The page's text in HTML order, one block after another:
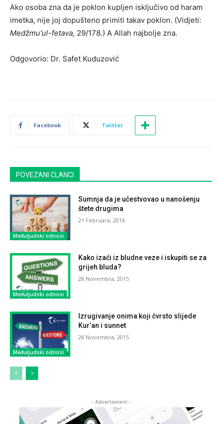
Ako osoba zna da je poklon kupljen isključivo od haram
imetka, nije joj dopušteno primiti takav poklon. (Vidjeti:
Medžmu'ul-fetava, 29/178.) A Allah najbolje zna.
Odgovorio: Dr. Safet Kuduzović
Facebook Twitter
POVEZANI ČLANCI
Međuljudski odnosi
Sumnja da je učestvovao u nanošenju
štete drugima
21 Februara, 2016
Međuljudski odnosi
Kako izaći iz bludne veze i iskupiti se za
grijeh bluda?
28 Novembra, 2015
Međuljudski odnosi
Izrugivanje onima koji čvrsto slijede
Kur’an i sunnet
28 Novembra, 2015
- Advertisment -